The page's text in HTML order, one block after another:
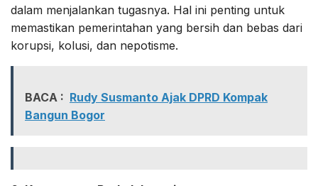
dalam menjalankan tugasnya. Hal ini penting untuk
memastikan pemerintahan yang bersih dan bebas dari
korupsi, kolusi, dan nepotisme.
BACA : Rudy Susmanto Ajak DPRD Kompak
Bangun Bogor